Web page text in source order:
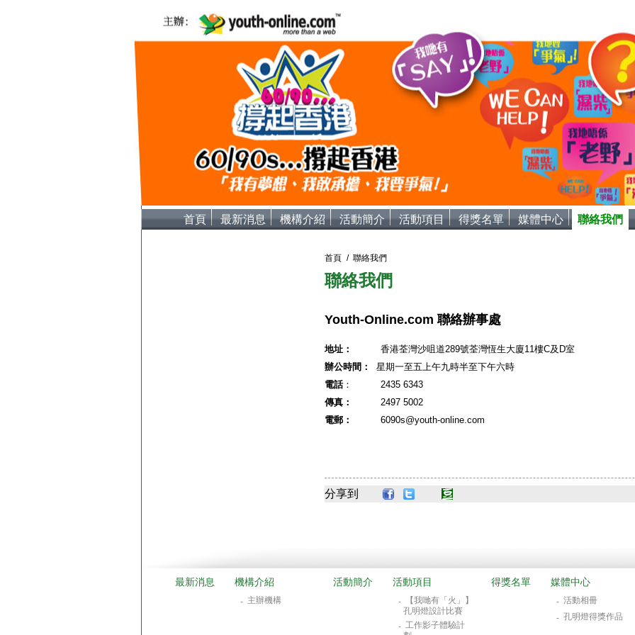
首頁 最新消息 機構介紹 活動簡介 活動項目 得獎名單 媒體中心 聯絡我們
首頁 / 聯絡我們
聯絡我們
Youth-Online.com 聯絡辦事處
地址：
香港荃灣沙咀道289號荃灣恆生大廈11樓C及D室
辦公時間：
星期一至五上午九時半至下午六時
電話： 2435 6343
傳真：
2497 5002
電郵：
6090s@youth-online.com
分享到
最新消息 機構介紹
- 主辦機構
活動簡介 活動項目
-
【我哋有「火」】
孔明燈設計比賽
- 工作影子體驗計
得獎名單 媒體中心
- 活動相冊
- 孔明燈得獎作品